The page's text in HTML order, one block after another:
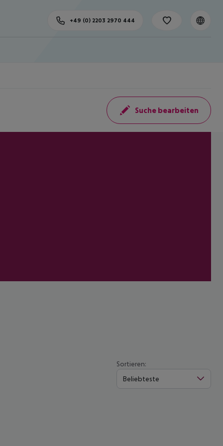
+49 (0) 2203 2970 444
Suche bearbeiten
Sortieren:
Beliebteste